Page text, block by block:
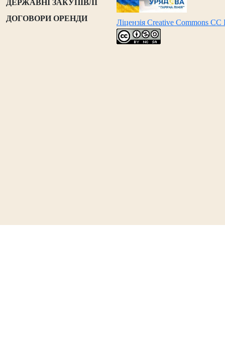
ДЕРЖАВНІ ЗАКУПІВЛІ
ДОГОВОРИ ОРЕНДИ
Ліцензія Creative Commons